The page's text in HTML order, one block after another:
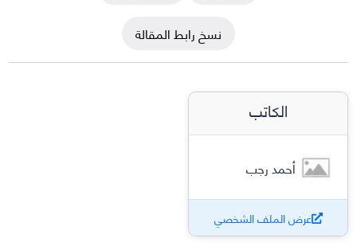
نسخ رابط المقالة
الكاتب
أحمد رجب
عرض الملف الشخصي